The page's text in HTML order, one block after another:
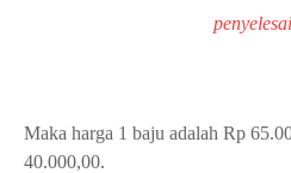
Maka harga 1 baju adalah Rp
40.000,00.